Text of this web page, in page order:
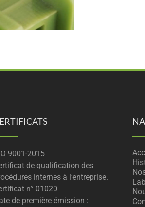
9001-2015
de qualification des
internes à l’entreprise.
n° 01020
de première émission :